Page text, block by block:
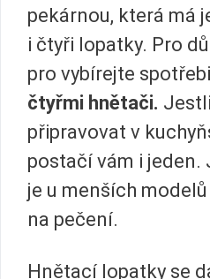
pekárnou, která má
i čtyři lopatky. Pro
pro vybírejte
čtyřmi hnětači.
připravovat v
postačí vám i jeden.
je u menších
na pečení.
Hnětací lopatky se